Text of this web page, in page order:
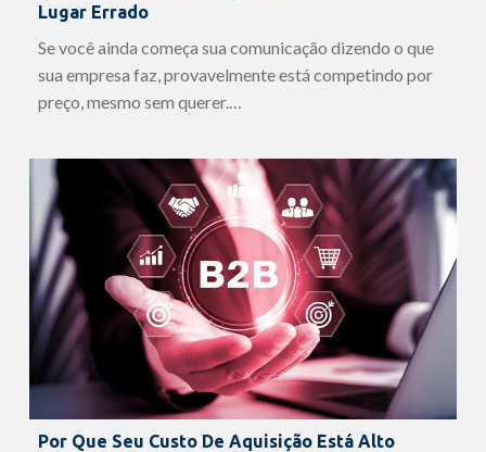
Lugar Errado
Se você ainda começa sua comunicação dizendo o que
sua empresa faz, provavelmente está competindo por
preço, mesmo sem querer.…
Por Que Seu Custo De Aquisição Está Alto